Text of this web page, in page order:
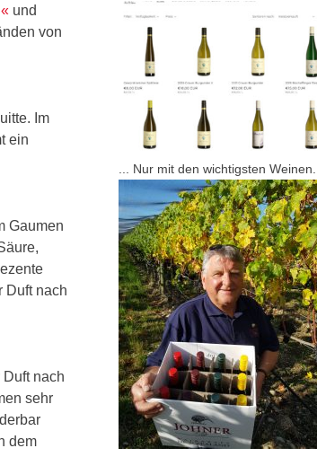
und
von
Im
ein
Gaumen
Duft nach
nach
sehr
dem
... Nur mit den wichtigsten Weinen...